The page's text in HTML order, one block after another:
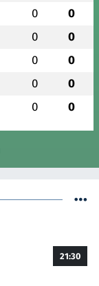
0 0
0 0
0 0
0 0
0 0
21:30